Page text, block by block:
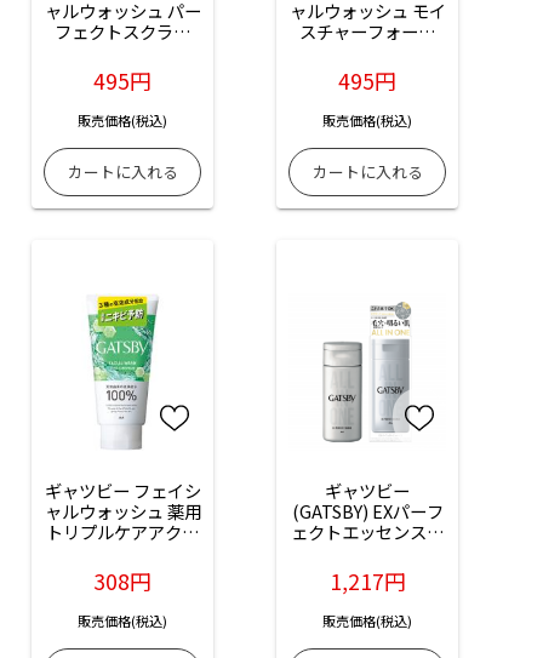
ャルウォッシュ パー
フェクトスクラブ
入
495円
販売価格(税込)
ャルウォッシュ モイ
スチャーフォーム
入
495円
販売価格(税込)
ギャツビー フェイシ
ャルウォッシュ 薬用
トリプルケアアクネ
308円
販売価格(税込)
ギャツビー
(GATSBY) EXパーフ
ェクトエッセンス：
1,217円
販売価格(税込)